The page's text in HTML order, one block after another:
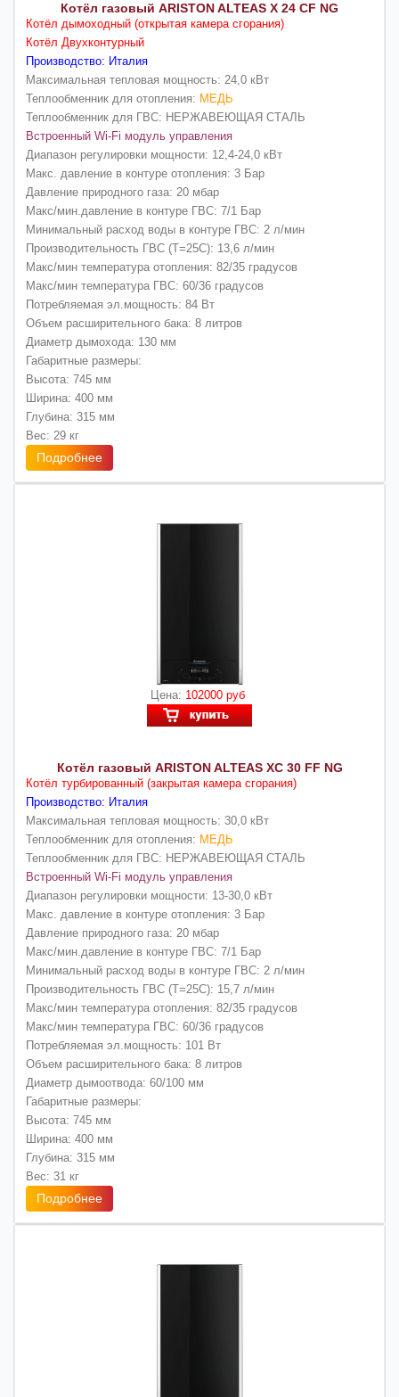
Котёл газовый ARISTON ALTEAS X 24 СF NG
Котёл дымоходный (открытая камера сгорания)
Котёл Двухконтурный
Производство: Италия
Максимальная тепловая мощность: 24,0 кВт
Теплообменник для отопления: МЕДЬ
Теплообменник для ГВС: НЕРЖАВЕЮЩАЯ СТАЛЬ
Встроенный Wi-Fi модуль управления
Диапазон регулировки мощности: 12,4-24,0 кВт
Макс. давление в контуре отопления: 3 Бар
Давление природного газа: 20 мбар
Макс/мин.давление в контуре ГВС: 7/1 Бар
Минимальный расход воды в контуре ГВС: 2 л/мин
Производительность ГВС (Т=25С): 13,6 л/мин
Макс/мин температура отопления: 82/35 градусов
Макс/мин температура ГВС: 60/36 градусов
Потребляемая эл.мощность: 84 Вт
Объем расширительного бака: 8 литров
Диаметр дымохода: 130 мм
Габаритные размеры:
Высота: 745 мм
Ширина: 400 мм
Глубина: 315 мм
Вес: 29 кг
Подробнее
Цена: 102000 руб
Котёл газовый ARISTON ALTEAS XC 30 FF NG
Котёл турбированный (закрытая камера сгорания)
Производство: Италия
Максимальная тепловая мощность: 30,0 кВт
Теплообменник для отопления: МЕДЬ
Теплообменник для ГВС: НЕРЖАВЕЮЩАЯ СТАЛЬ
Встроенный Wi-Fi модуль управления
Диапазон регулировки мощности: 13-30,0 кВт
Макс. давление в контуре отопления: 3 Бар
Давление природного газа: 20 мбар
Макс/мин.давление в контуре ГВС: 7/1 Бар
Минимальный расход воды в контуре ГВС: 2 л/мин
Производительность ГВС (Т=25С): 15,7 л/мин
Макс/мин температура отопления: 82/35 градусов
Макс/мин температура ГВС: 60/36 градусов
Потребляемая эл.мощность: 101 Вт
Объем расширительного бака: 8 литров
Диаметр дымоотвода: 60/100 мм
Габаритные размеры:
Высота: 745 мм
Ширина: 400 мм
Глубина: 315 мм
Вес: 31 кг
Подробнее